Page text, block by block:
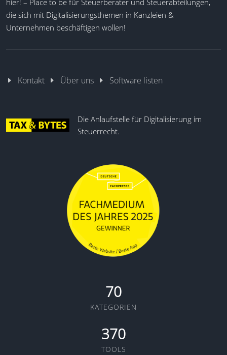
die sich mit Digitalisierungsthemen in Kanzleien &
Unternehmen beschäftigen wollen!
Kontakt Über uns Software listen
Die Anlaufstelle für Digitalisierung im
Steuerrecht.
70
KATEGORIEN
370
TOOLS